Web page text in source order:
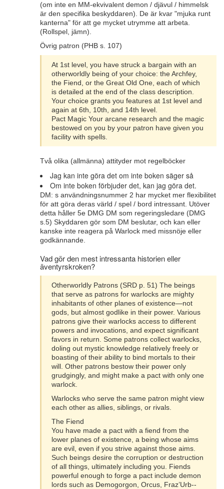
(om inte en MM-ekvivalent demon / djävul / himmelsk
är den specifika beskyddaren). De är kvar "mjuka runt
kanterna" för att ge mycket utrymme att arbeta.
(Rollspel, jämn).
Övrig patron (PHB s. 107)
At 1st level, you have struck a bargain with an
otherworldly being of your choice: the Archfey,
the Fiend, or the Great Old One, each of which
is detailed at the end of the class description.
Your choice grants you features at 1st level and
again at 6th, 10th, and 14th level.
Pact Magic Your arcane research and the magic
bestowed on you by your patron have given you
facility with spells.
Två olika (allmänna) attityder mot regelböcker
Jag kan inte göra det om inte boken säger så
Om inte boken förbjuder det, kan jag göra det.
DM: s användningsnummer 2 har mycket mer flexibilitet
för att göra deras värld / spel / bord intressant. Utöver
detta håller 5e DMG DM som regeringsledare (DMG
s.5) Skyddaren gör som DM beslutar, och kan eller
kanske inte reagera på Warlock med missnöje eller
godkännande.
Vad gör den mest intressanta historien eller
äventyrskroken?
Otherworldly Patrons (SRD p. 51) The beings
that serve as patrons for warlocks are mighty
inhabitants of other planes of existence—not
gods, but almost godlike in their power. Various
patrons give their warlocks access to different
powers and invocations, and expect significant
favors in return. Some patrons collect warlocks,
doling out mystic knowledge relatively freely or
boasting of their ability to bind mortals to their
will. Other patrons bestow their power only
grudgingly, and might make a pact with only one
warlock.
Warlocks who serve the same patron might view
each other as allies, siblings, or rivals.
The Fiend
You have made a pact with a fiend from the
lower planes of existence, a being whose aims
are evil, even if you strive against those aims.
Such beings desire the corruption or destruction
of all things, ultimately including you. Fiends
powerful enough to forge a pact include demon
lords such as Demogorgon, Orcus, Fraz’Urb-­‐